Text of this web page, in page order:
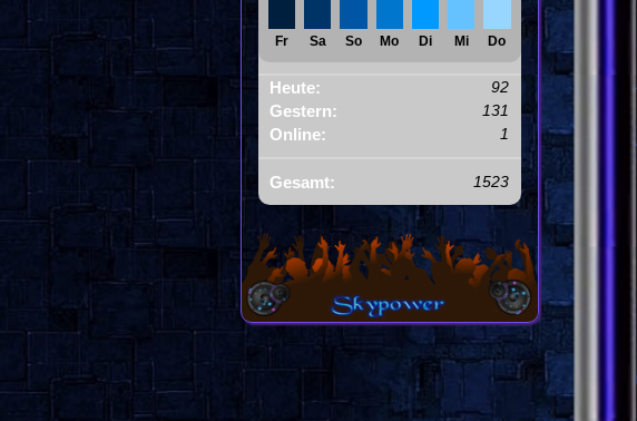
Fr Sa So Mo Di Mi Do
Heute: 92
Gestern: 131
Online: 1
Gesamt: 1523